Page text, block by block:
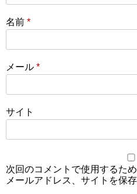
名前 *
メール *
サイト
次回のコメントで使用するた
メールアドレス、サイトを保存